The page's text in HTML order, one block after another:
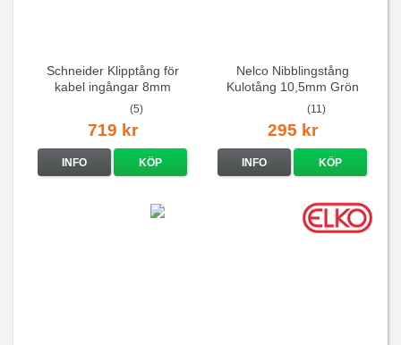
Schneider Klipptång för
kabel ingångar 8mm
(5)
719 kr
INFO KÖP
Nelco Nibblingstång
Kulotång 10,5mm Grön
(11)
295 kr
INFO KÖP